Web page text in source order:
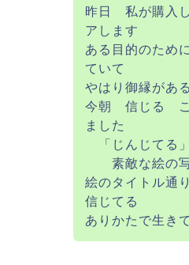
昨日 私が購入
アします
ある目的のため
ていて
やはり御縁があ
今朝 信じる こ
ました
「じんじてる
素敵な絵の写
絵のタイトル通
信じてる
ありかたで生き